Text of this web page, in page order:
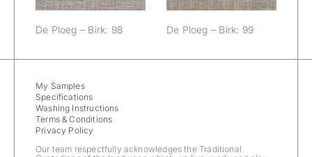
De Ploeg – Birk: 98 De Ploeg – Birk: 99
My Samples
Specifications
Washing Instructions
Terms & Conditions
Privacy Policy
Our team respectfully acknowledges the Traditional